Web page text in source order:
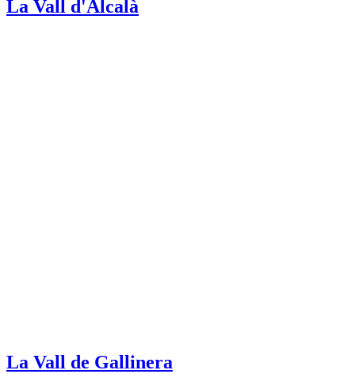
La Vall d'Alcalà
La Vall de Gallinera